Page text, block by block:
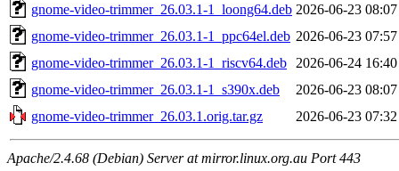
gnome-video-trimmer_26.03.1-1_loong64.deb 2026-06-23 08:07
gnome-video-trimmer_26.03.1-1_ppc64el.deb 2026-06-23 07:57
gnome-video-trimmer_26.03.1-1_riscv64.deb
2026-06-24 16:40
gnome-video-trimmer_26.03.1-1_s390x.deb
2026-06-23 08:07
gnome-video-trimmer_26.03.1.orig.tar.gz
2026-06-23 07:32
Apache/2.4.68 (Debian) Server at mirror.linux.org.au Port 443